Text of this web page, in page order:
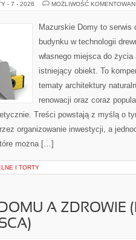
- 7 - 2026 MOŻLIWOŚĆ
Mazurskie Domy to serwis
budynku w technologii
własnego miejsca do
istniejący obiekt. To
tematy architektury
renowacji oraz coraz
Treści powstają z myślą o
organizowanie inwestycji, a
można […]
I TORTY
A ZDROWIE